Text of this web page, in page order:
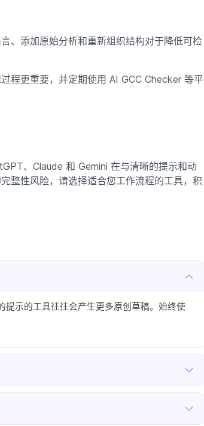
、添加原始分析和重新组织结构对于降低可检
程更重要，并定期使用 AI GCC Checker 等平
、Claude 和 Gemini 在与清晰的提示和动
整性风险，请选择适合您工作流程的工具，积
示的工具往往会产生更多原创草稿。始终使
和改变句子结构后，检测风险显着下降。